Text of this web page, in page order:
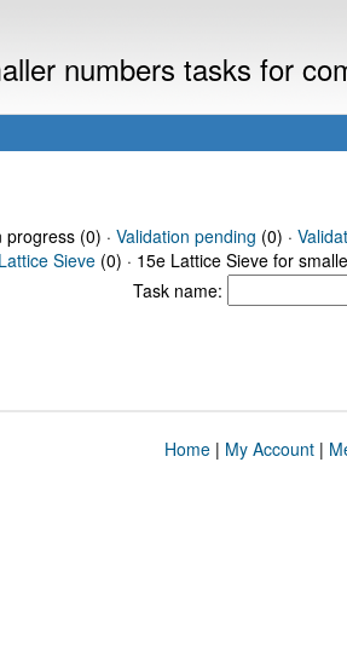
numbers tasks for
(0) · Validation pending (0) ·
Sieve (0) · 15e Lattice Sieve for
Task name:
Home| My Account|